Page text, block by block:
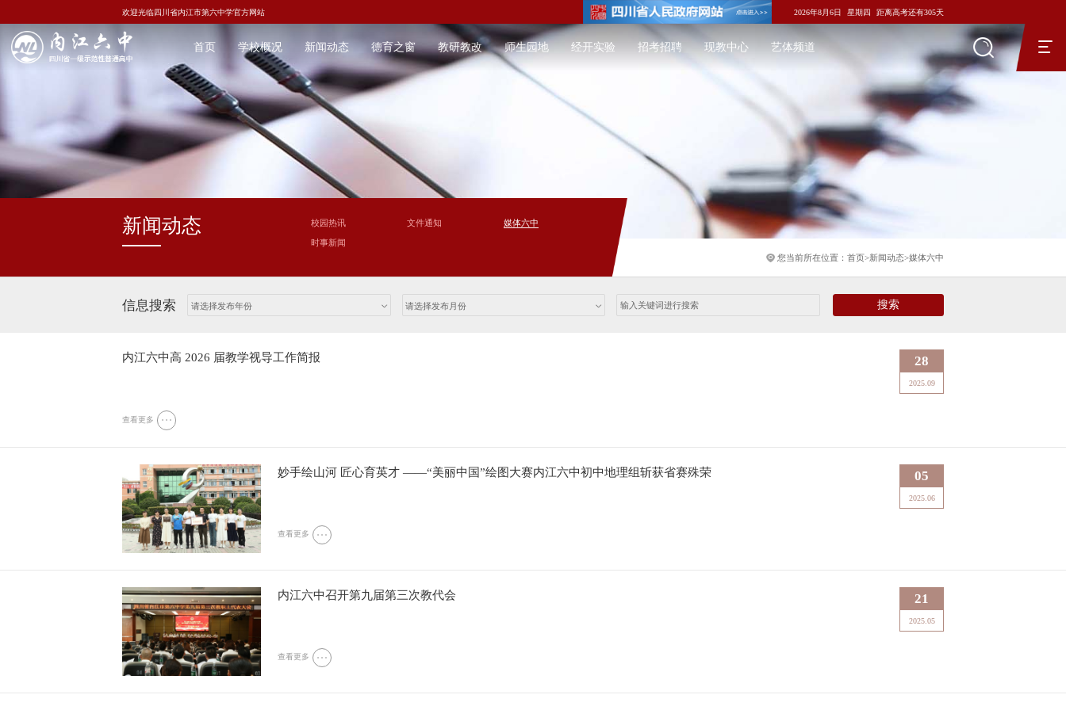
欢迎光临四川省内江市第六中学官方网站 2026年8月6日 星期四 距离高考还有305天
首页 学校概况 新闻动态 德育之窗 教研教改 师生园地 经开实验 招考招聘 现教中心 艺体频道
您当前所在位置： 首页>新闻动态>媒体六中
新闻动态 校园热讯 文件通知 媒体六中
时事新闻
信息搜索 请选择发布年份 请选择发布月份 搜索
内江六中高 2026 届教学视导工作简报
查看更多
28
2025.09
妙手绘山河 匠心育英才 ——“美丽中国”绘图大赛内江六中初中地理组斩获省赛殊荣
查看更多
05
2025.06
内江六中召开第九届第三次教代会
查看更多
21
2025.05